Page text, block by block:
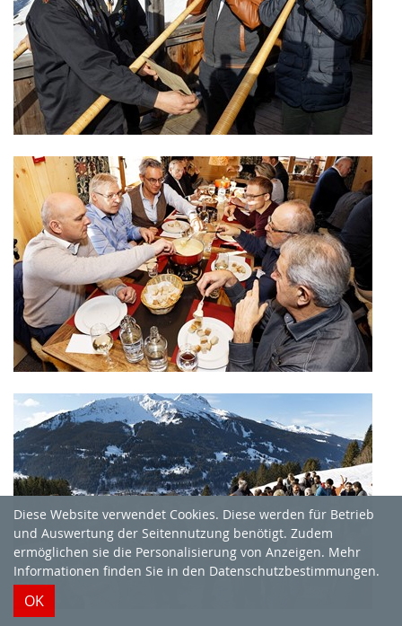
Diese Website verwendet Cookies. Diese werden für Betrieb
und Auswertung der Seitennutzung benötigt. Zudem
ermöglichen sie die Personalisierung von Anzeigen. Mehr
Informationen finden Sie in den Datenschutzbestimmungen.
OK